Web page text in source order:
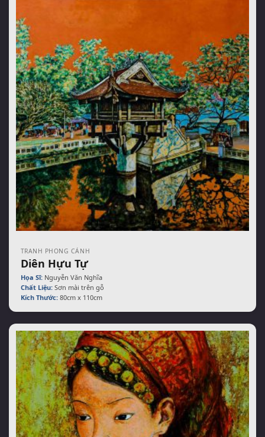
TRANH PHONG CẢNH
Diên Hựu Tự
Họa Sĩ:Nguyễn Văn Nghĩa
Chất Liệu: Sơn mài trên gỗ
Kích Thước:80cm x 110cm